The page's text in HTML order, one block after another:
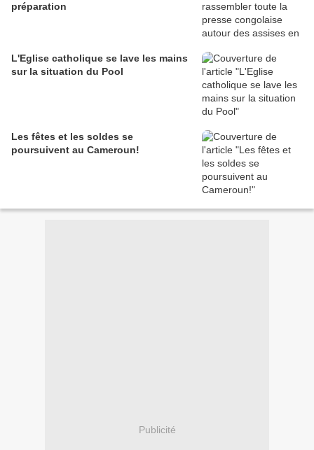
préparation
L'Eglise catholique se lave les mains
sur la situation du Pool
Les fêtes et les soldes se
poursuivent au Cameroun!
Publicité